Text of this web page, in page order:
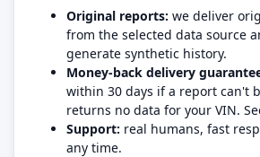
Original reports: we deliver
from the selected data source
generate synthetic history.
Money-back delivery
within 30 days if a report can't
returns no data for your VIN.
Support: real humans, fast
any time.